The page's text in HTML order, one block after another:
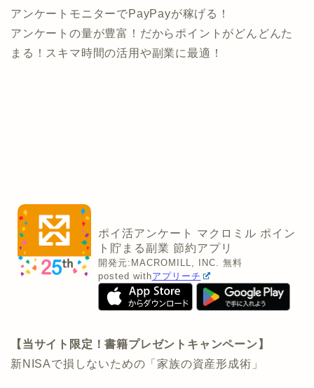
アンケートモニターでPayPayが稼げる！
アンケートの量が豊富！だからポイントがどんどんた
まる！スキマ時間の活用や副業に最適！
ポイ活アンケート マクロミル ポイン
ト貯まる副業 節約アプリ
開発元: MACROMILL, INC. 無料
posted withアプリーチ
【当サイト限定！書籍プレゼントキャンペーン】
新NISAで損しないための「家族の資産形成術」